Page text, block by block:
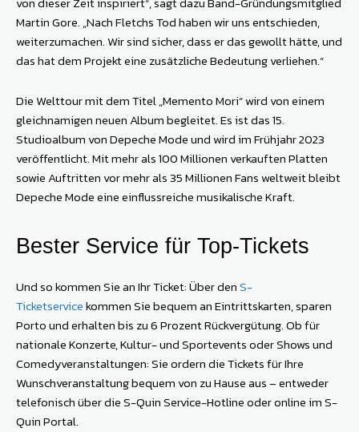
Martin Gore. „Nach Fletchs Tod haben wir uns entschieden,
weiterzumachen. Wir sind sicher, dass er das gewollt hätte, und
das hat dem Projekt eine zusätzliche Bedeutung verliehen.“
Die Welttour mit dem Titel „Memento Mori“ wird von einem
gleichnamigen neuen Album begleitet. Es ist das 15.
Studioalbum von Depeche Mode und wird im Frühjahr 2023
veröffentlicht. Mit mehr als 100 Millionen verkauften Platten
sowie Auftritten vor mehr als 35 Millionen Fans weltweit bleibt
Depeche Mode eine einflussreiche musikalische Kraft.
Bester Service für Top-Tickets
Und so kommen Sie an Ihr Ticket: Über denS-
Ticketservicekommen Sie bequem an Eintrittskarten, sparen
Porto und erhalten bis zu 6 Prozent Rückvergütung. Ob für
nationale Konzerte, Kultur- und Sportevents oder Shows und
Comedyveranstaltungen: Sie ordern die Tickets für Ihre
Wunschveranstaltung bequem von zu Hause aus – entweder
telefonisch über die S-Quin Service-Hotline oder online im S-
Quin Portal.